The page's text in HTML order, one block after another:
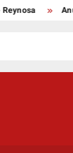
Anunciaron